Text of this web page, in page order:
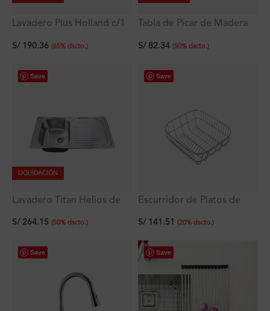
Lavadero Plus Holland c/1
rebose 38×33×18 cm
S/190.36 (65% dscto.)
Tabla de Picar de Madera
S/82.34 (50% dscto.)
Save
LIQUIDACIÓN
Lavadero Titan Helios de
rebose y escurridor
S/ 264.15 (50% dscto.)
Save
Escurridor de Platos de
32.5 x 16 cm
S/141.51 (20% dscto.)
Save Save